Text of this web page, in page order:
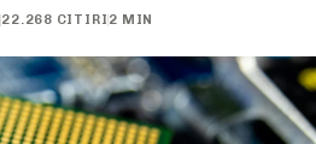
22.268 CITIRI 2 MIN